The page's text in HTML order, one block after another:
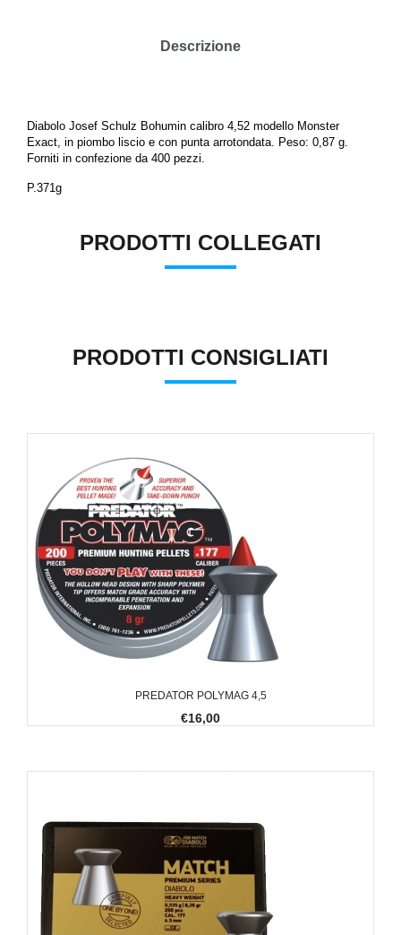
Descrizione
Diabolo Josef Schulz Bohumin calibro 4,52 modello Monster
Exact, in piombo liscio e con punta arrotondata. Peso: 0,87 g.
Forniti in confezione da 400 pezzi.
P.371g
PRODOTTI COLLEGATI
PRODOTTI CONSIGLIATI
PREDATOR POLYMAG 4,5
€16,00